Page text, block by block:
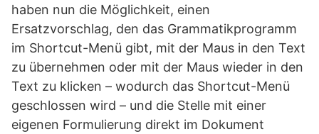
haben nun die Möglichkeit, einen
Ersatzvorschlag, den das Grammatikprogramm
im Shortcut-Menü gibt, mit der Maus in den Text
zu übernehmen oder mit der Maus wieder in den
Text zu klicken – wodurch das Shortcut-Menü
geschlossen wird – und die Stelle mit einer
eigenen Formulierung direkt im Dokument